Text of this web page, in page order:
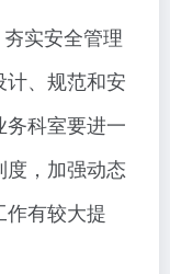
实安全管理
、规范和安
科室要进一
，加强动态
有较大提